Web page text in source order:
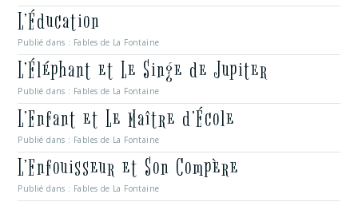
L’Éducation
Publié dans : Fables de La Fontaine
L’Éléphant et Le Singe de Jupiter
Publié dans : Fables de La Fontaine
L’Enfant et Le Maître d’École
Publié dans : Fables de La Fontaine
L’Enfouisseur et Son Compère
Publié dans : Fables de La Fontaine